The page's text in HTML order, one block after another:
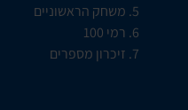
משחק הראשוניים
רמי 100
זיכרון מספרים